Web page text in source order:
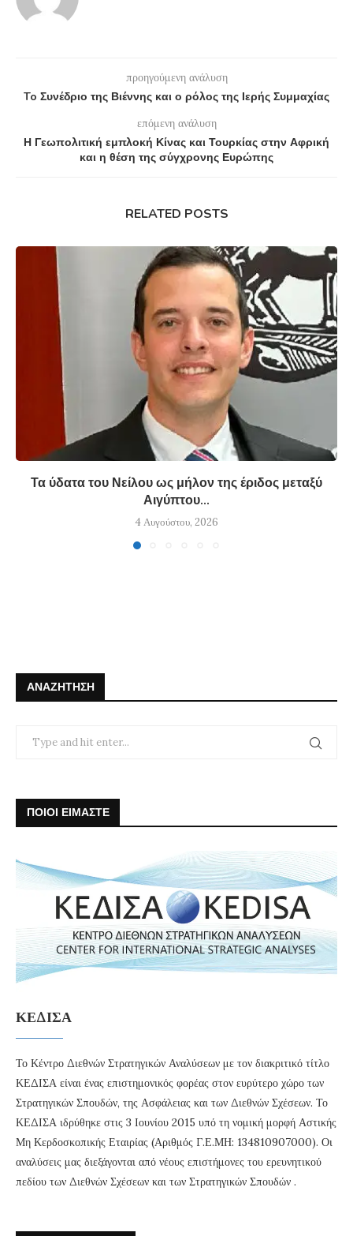
προηγούμενη ανάλυση
To Συνέδριο της Βιέννης και ο ρόλος της Ιερής Συμμαχίας
επόμενη ανάλυση
Η Γεωπολιτική εμπλοκή Κίνας και Τουρκίας στην Αφρική
και η θέση της σύγχρονης Ευρώπης
RELATED POSTS
Τα ύδατα του Νείλου ως μήλον της έριδος μεταξύ
Αιγύπτου...
4 Αυγούστου, 2026
ΑΝΑΖΉΤΗΣΗ
ΠΟΙΟΙ ΕΙΜΑΣΤΕ
ΚΕΔΙΣΑ
Το Κέντρο Διεθνών Στρατηγικών Αναλύσεων με τον διακριτικό τίτλο
ΚΕΔΙΣΑ είναι ένας επιστημονικός φορέας στον ευρύτερο χώρο των
Στρατηγικών Σπουδών, της Ασφάλειας και των Διεθνών Σχέσεων. Το
ΚΕΔΙΣΑ ιδρύθηκε στις 3 Ιουνίου 2015 υπό τη νομική μορφή Αστικής
Μη Κερδοσκοπικής Εταιρίας (Αριθμός Γ.Ε.ΜΗ: 134810907000). Οι
αναλύσεις μας διεξάγονται από νέους επιστήμονες του ερευνητικού
πεδίου των Διεθνών Σχέσεων και των Στρατηγικών Σπουδών .